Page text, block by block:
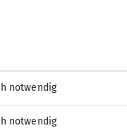
notwendig
notwendig